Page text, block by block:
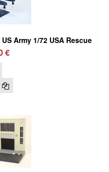
Army 1/72 USA Rescue
€